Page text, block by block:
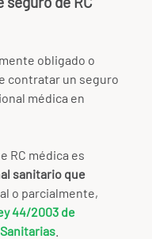
obligado o
contratar un seguro
médica en
RC médica es
sanitario que
o parcialmente,
44/2003 de